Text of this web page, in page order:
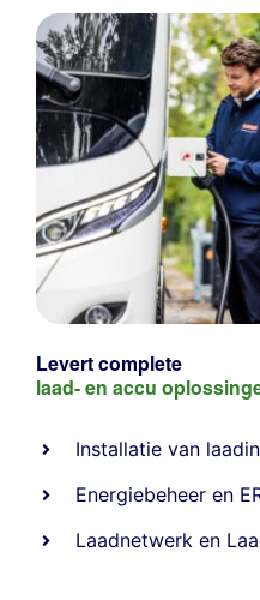
Levert complete
laad- en accu
Installatie van
Energiebeheer en
Laadnetwerk en